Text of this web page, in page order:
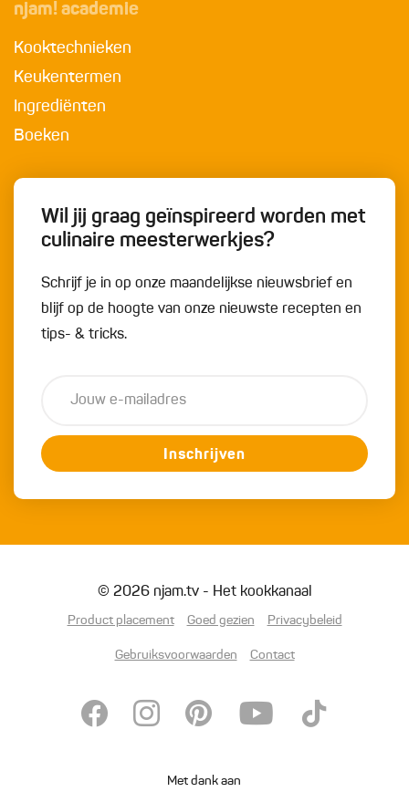
njam! academie
Kooktechnieken
Keukentermen
Ingrediënten
Boeken
Wil jij graag geïnspireerd worden met
culinaire meesterwerkjes?
Schrijf je in op onze maandelijkse nieuwsbrief en
blijf op de hoogte van onze nieuwste recepten en
tips- & tricks.
Inschrijven
© 2026 njam.tv - Het kookkanaal
Product placement Goed gezien Privacybeleid
Gebruiksvoorwaarden Contact
Met dank aan